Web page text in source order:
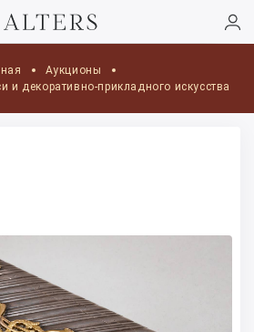
Аукционы
декоративно-прикладного искусства